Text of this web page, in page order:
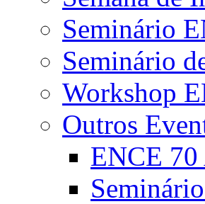
Seminário
Seminário
Workshop
Outros
ENCE 70